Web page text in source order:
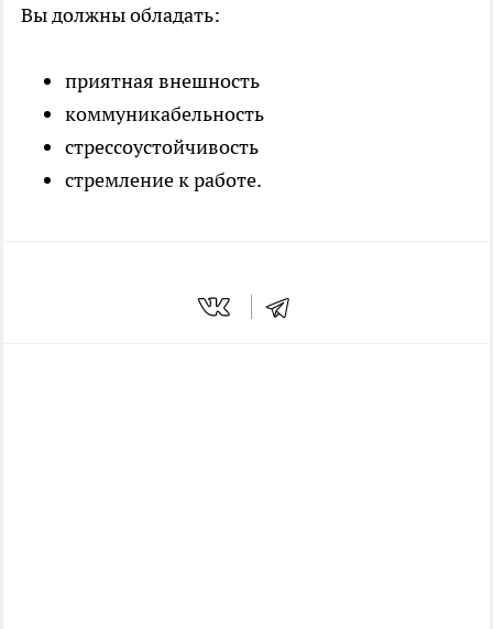
Вы должны обладать:
приятная внешность
коммуникабельность
стрессоустойчивость
стремление к работе.